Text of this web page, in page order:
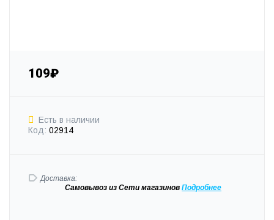
109₽
Есть в наличии
Код: 02914
Доставка:
Самовывоз из Сети магазинов Подробнее